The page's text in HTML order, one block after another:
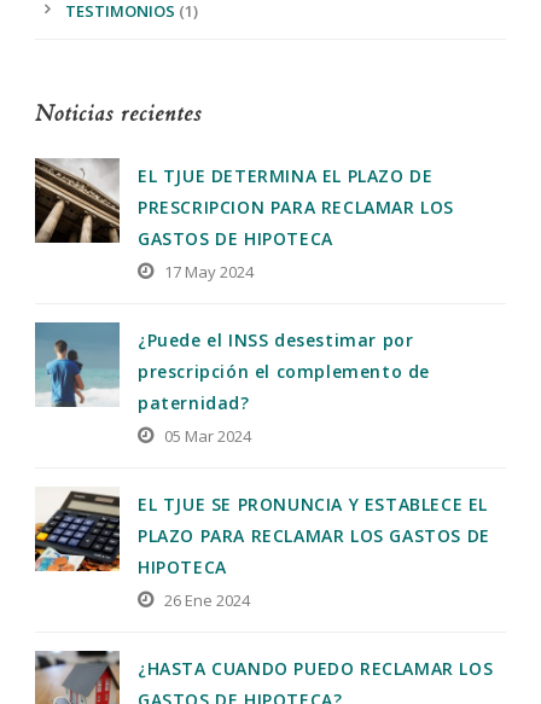
TESTIMONIOS (1)
Noticias recientes
EL TJUE DETERMINA EL PLAZO DE
PRESCRIPCION PARA RECLAMAR LOS
GASTOS DE HIPOTECA
17 May 2024
¿Puede el INSS desestimar por
prescripción el complemento de
paternidad?
05 Mar 2024
EL TJUE SE PRONUNCIA Y ESTABLECE EL
PLAZO PARA RECLAMAR LOS GASTOS DE
HIPOTECA
26 Ene 2024
¿HASTA CUANDO PUEDO RECLAMAR LOS
GASTOS DE HIPOTECA?